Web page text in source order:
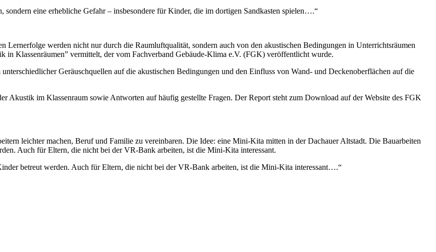
sondern eine erhebliche Gefahr – insbesondere für Kinder, die im dortigen Sandkasten spielen….“
werden nicht nur durch die Raumluftqualität, sondern auch von den akustischen Bedingungen in Unterrichtsräumen
Klassenräumen” vermittelt, der vom Fachverband Gebäude-Klima e.V. (FGK) veröffentlicht wurde.
Geräuschquellen auf die akustischen Bedingungen und den Einfluss von Wand- und Deckenoberflächen auf die
Akustik im Klassenraum sowie Antworten auf häufig gestellte Fragen. Der Report steht zum Download auf der Website des FGK
leichter machen, Beruf und Familie zu vereinbaren. Die Idee: eine Mini-Kita mitten in der Dachauer Altstadt. Die Bauarbeiten
Auch für Eltern, die nicht bei der VR-Bank arbeiten, ist die Mini-Kita interessant.
betreut werden. Auch für Eltern, die nicht bei der VR-Bank arbeiten, ist die Mini-Kita interessant….“